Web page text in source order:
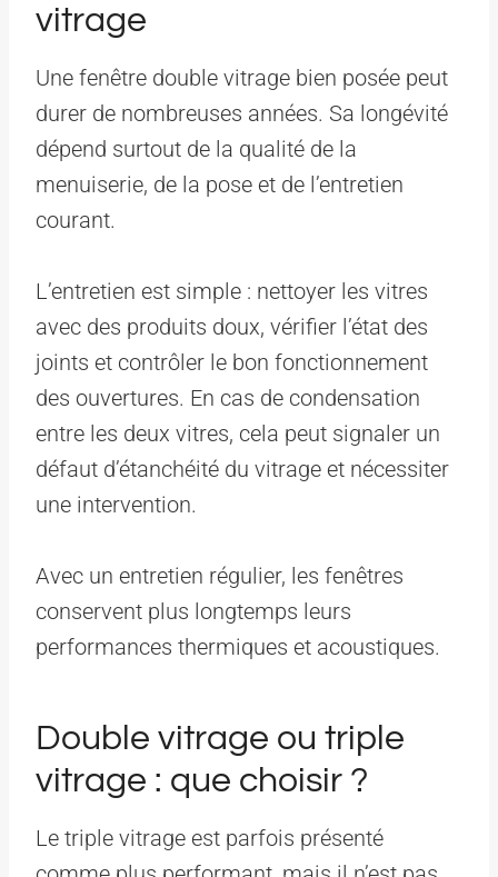
vitrage
Une fenêtre double vitrage bien posée peut
durer de nombreuses années. Sa longévité
dépend surtout de la qualité de la
menuiserie, de la pose et de l’entretien
courant.
L’entretien est simple : nettoyer les vitres
avec des produits doux, vérifier l’état des
joints et contrôler le bon fonctionnement
des ouvertures. En cas de condensation
entre les deux vitres, cela peut signaler un
défaut d’étanchéité du vitrage et nécessiter
une intervention.
Avec un entretien régulier, les fenêtres
conservent plus longtemps leurs
performances thermiques et acoustiques.
Double vitrage ou triple
vitrage : que choisir ?
Le triple vitrage est parfois présenté